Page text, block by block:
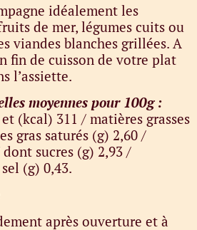
idéalement les
de mer, légumes cuits ou
viandes blanches grillées. A
fin de cuisson de votre plat
l’assiette.
moyennes pour 100g :
(kcal) 311 / matières grasses
gras saturés (g) 2,60 /
sucres (g) 2,93 /
(g) 0,43.
après ouverture et à